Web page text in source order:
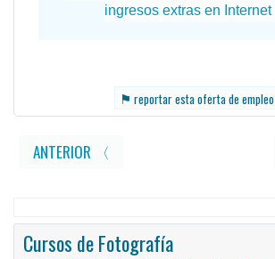
⚑ reportar esta oferta de empleo
ANTERIOR 〈
Cursos de Fotografía